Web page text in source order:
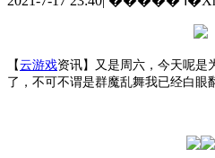
【云游戏资讯】又是周六，今天呢是
了，不可不谓是群魔乱舞我已经白眼